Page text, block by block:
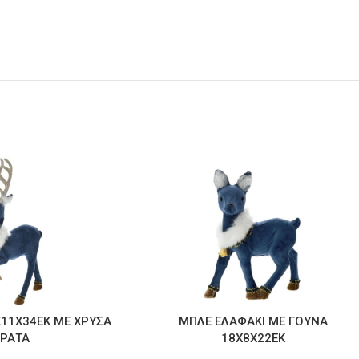
ΜΕ ΧΡΥΣΑ
ΜΠΛΕ ΕΛΑΦΑΚΙ ΜΕ ΓΟΥΝΑ
18Χ8Χ22ΕΚ